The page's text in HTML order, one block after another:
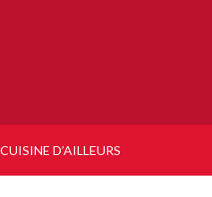
CUISINE D’AILLEURS